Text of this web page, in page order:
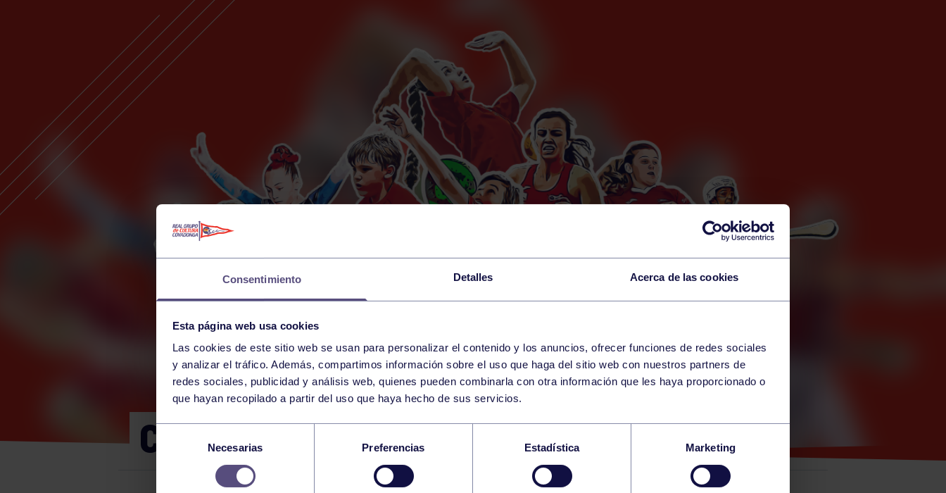
Consentimiento Detalles Acerca de las cookies
Esta página web usa cookies
Las cookies de este sitio web se usan para personalizar el contenido y los anuncios, ofrecer funciones de redes sociales
y analizar el tráfico. Además, compartimos información sobre el uso que haga del sitio web con nuestros partners de
redes sociales, publicidad y análisis web, quienes pueden combinarla con otra información que les haya proporcionado o
que hayan recopilado a partir del uso que haya hecho de sus servicios.
Selección
consentimiento
Necesarias Preferencias Estadística Marketing
13 MONDAY
JULY
CORE 10:30-11:00 GIMNASIO